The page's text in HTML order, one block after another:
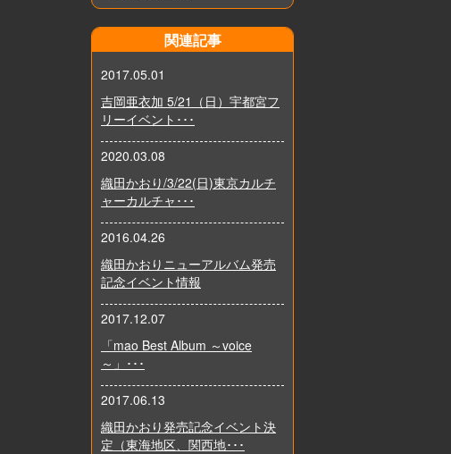
関連記事
2017.05.01
吉岡亜衣加 5/21（日）宇都宮フ
リーイベント･･･
2020.03.08
織田かおり/3/22(日)東京カルチ
ャーカルチャ･･･
2016.04.26
織田かおりニューアルバム発売
記念イベント情報
2017.12.07
「mao Best Album ～voice
～」･･･
2017.06.13
織田かおり発売記念イベント決
定（東海地区、関西地･･･